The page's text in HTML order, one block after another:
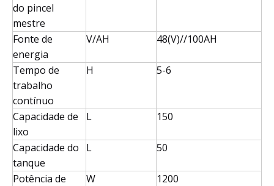
do pincel
mestre
Fonte de
energia
V/AH 48(V)//100AH
Tempo de
trabalho
contínuo
H 5-6
Capacidade de
lixo
L 150
Capacidade do
tanque
L 50
Potência de
W 1200